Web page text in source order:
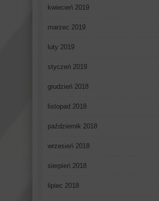
kwiecień 2019
marzec 2019
luty 2019
styczeń 2019
grudzień 2018
listopad 2018
październik 2018
wrzesień 2018
sierpień 2018
lipiec 2018